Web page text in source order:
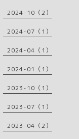
2024-10（2）
2024-07（1）
2024-04（1）
2024-01（1）
2023-10（1）
2023-07（1）
2023-04（2）